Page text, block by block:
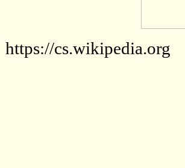
https://cs.wikipedia.org